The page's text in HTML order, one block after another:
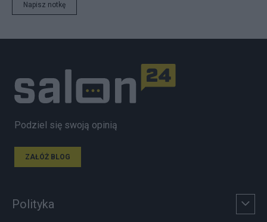
Napisz notkę
Podziel się swoją opinią
ZAŁÓŻ BLOG
Polityka